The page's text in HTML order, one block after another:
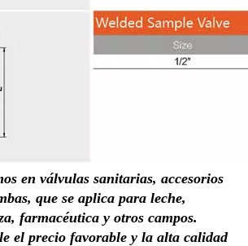
en válvulas sanitarias, accesorios
que se aplica para leche,
farmacéutica y otros campos.
el precio favorable y la alta calidad